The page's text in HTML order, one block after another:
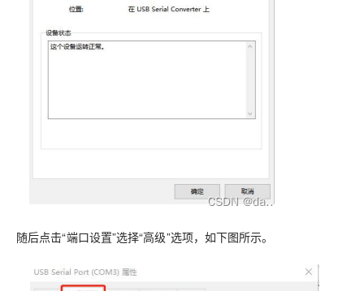
随后点击“端口设置”选择“高级”选项，如下图所示。